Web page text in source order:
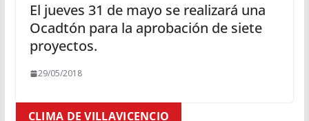
El jueves 31 de mayo se realizará una
Ocadtón para la aprobación de siete
proyectos.
29/05/2018
CLIMA DE VILLAVICENCIO